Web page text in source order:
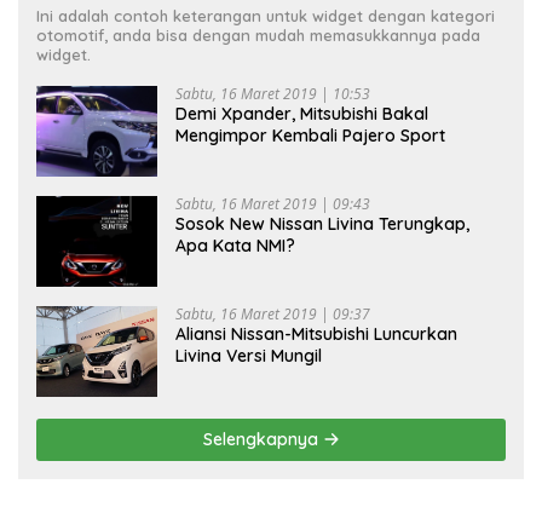
Ini adalah contoh keterangan untuk widget dengan kategori
otomotif, anda bisa dengan mudah memasukkannya pada
widget.
Sabtu, 16 Maret 2019 | 10:53
Demi Xpander, Mitsubishi Bakal
Mengimpor Kembali Pajero Sport
Sabtu, 16 Maret 2019 | 09:43
Sosok New Nissan Livina Terungkap,
Apa Kata NMI?
Sabtu, 16 Maret 2019 | 09:37
Aliansi Nissan-Mitsubishi Luncurkan
Livina Versi Mungil
Selengkapnya